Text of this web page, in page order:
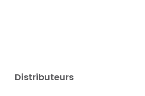
Distributeurs